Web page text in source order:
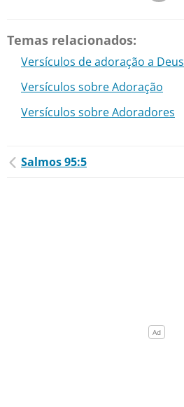
Temas relacionados:
Versículos de adoração a Deus
Versículos sobre Adoração
Versículos sobre Adoradores
Salmos 95:5